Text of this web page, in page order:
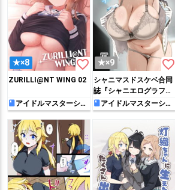
★×8 favorite_border
ZURILLI@NT WING 02
アイドルマスターシャ
イニーカラーズ
★×9 favorite_border
シャニマスドスケベ合同
誌『シャニエログラフ
ィ』アイドルマスターシャ
イニーカラーズ